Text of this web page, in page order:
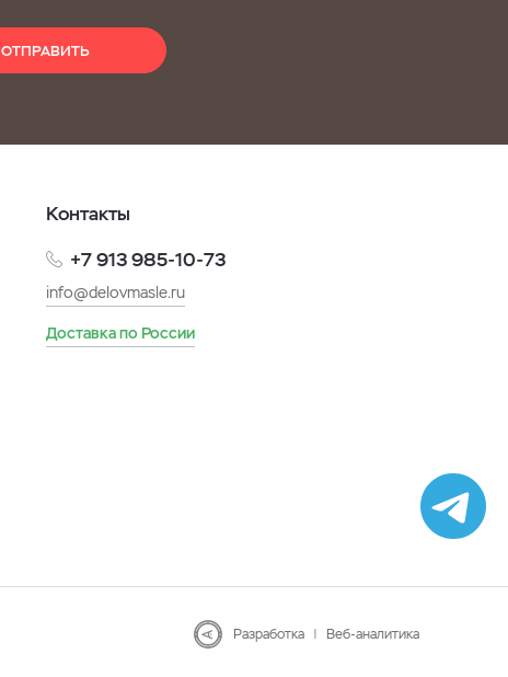
ОТПРАВИТЬ
Контакты
+7 913 985-10-73
info@delovmasle.ru
Доставка по России
Разработка | Веб-аналитика